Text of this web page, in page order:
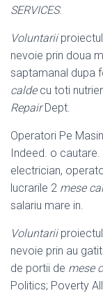
SERVICES.
Voluntarii
nevoie prin doua
saptamanal dupa
caldecu toti
RepairDept.
Operatori Pe
Indeed. o
electrician,
lucrarile 2 mese
salariu mare in.
Voluntarii
nevoie prin au
de portii de mese
Politics; Poverty